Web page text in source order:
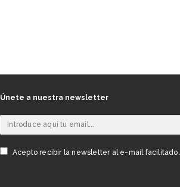
Únete a nuestra newsletter
Acepto recibir la newsletter al e-mail facilitado.